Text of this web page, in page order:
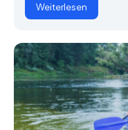
Weiterlesen